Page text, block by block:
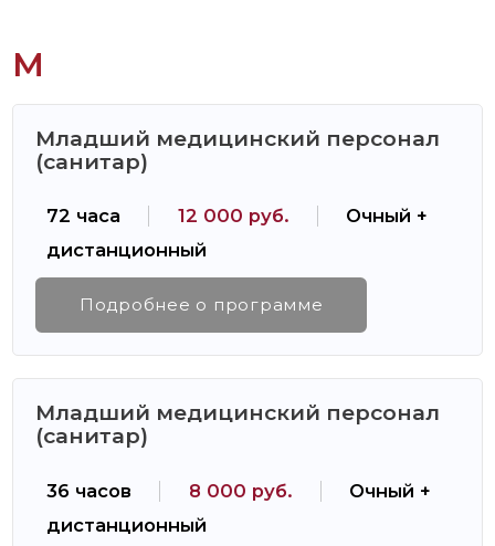
М
Младший медицинский персонал
(санитар)
72 часа 12 000 руб.
Очный +
дистанционный
Подробнее о программе
Младший медицинский персонал
(санитар)
36 часов 8 000 руб.
Очный +
дистанционный